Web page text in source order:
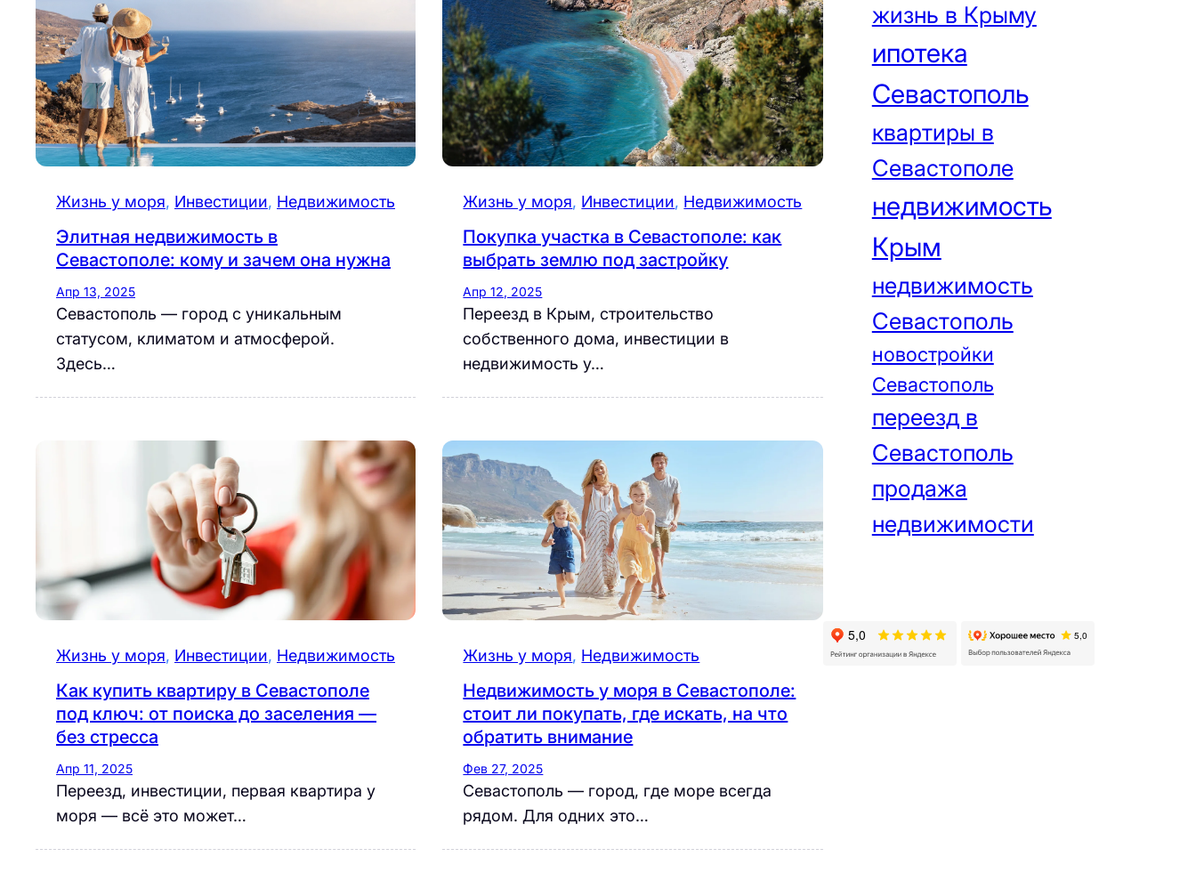
Жизнь у моря, Инвестиции, Недвижимость
Элитная недвижимость в
Севастополе: кому и зачем она нужна
Апр 13, 2025
Севастополь — город с уникальным
статусом, климатом и атмосферой.
Здесь…
Жизнь у моря, Инвестиции, Недвижимость
Покупка участка в Севастополе: как
выбрать землю под застройку
Апр 12, 2025
Переезд в Крым, строительство
собственного дома, инвестиции в
недвижимость у…
Жизнь у моря, Инвестиции, Недвижимость
Как купить квартиру в Севастополе
под ключ: от поиска до заселения —
без стресса
Апр 11, 2025
Переезд, инвестиции, первая квартира у
моря — всё это может…
Жизнь у моря, Недвижимость
Недвижимость у моря в Севастополе:
стоит ли покупать, где искать, на что
обратить внимание
Фев 27, 2025
Севастополь — город, где море всегда
рядом. Для одних это…
жизнь в Крыму
ипотека
Севастополь
квартиры в
Севастополе
недвижимость
Крым
недвижимость
Севастополь
новостройки
Севастополь
переезд в
Севастополь
продажа
недвижимости